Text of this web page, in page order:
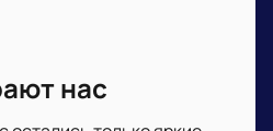
дух соперничества,
нас